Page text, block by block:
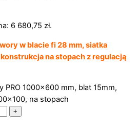
6 680,75 zł.
w blacie fi 28 mm, siatka
na stopach z regulacją
PRO 1000x600 mm, blat 15mm,
na stopach
+